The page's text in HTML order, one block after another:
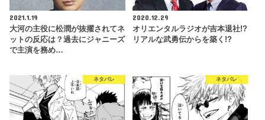
2021.1.19
大河の主役に松潤が抜擢されてネ
ットの反応は？過去にジャニーズ
で主演を務め…
2020.12.29
オリエンタルラジオが吉本退社!?
リアルな武勇伝からを築く!?
ネタバレ ネタバレ